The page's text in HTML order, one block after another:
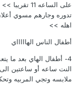
على الساعه
تدوره وجارهم مسوي
اهله >>
أطفال الناس الهاااااي
4- أطفال الهاي بعد ما
ملابسه وتجي المربيه